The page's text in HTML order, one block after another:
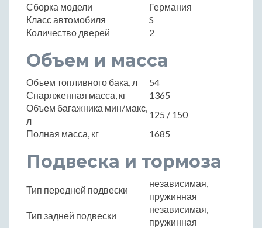
Сборка модели
Германия
Класс автомобиля
S
Количество дверей
2
Объем и масса
Объем топливного бака, л
54
Снаряженная масса, кг
1365
Объем багажника мин/макс,
л
125 / 150
Полная масса, кг
1685
Подвеска и тормоза
Тип передней подвески
независимая,
пружинная
Тип задней подвески
независимая,
пружинная